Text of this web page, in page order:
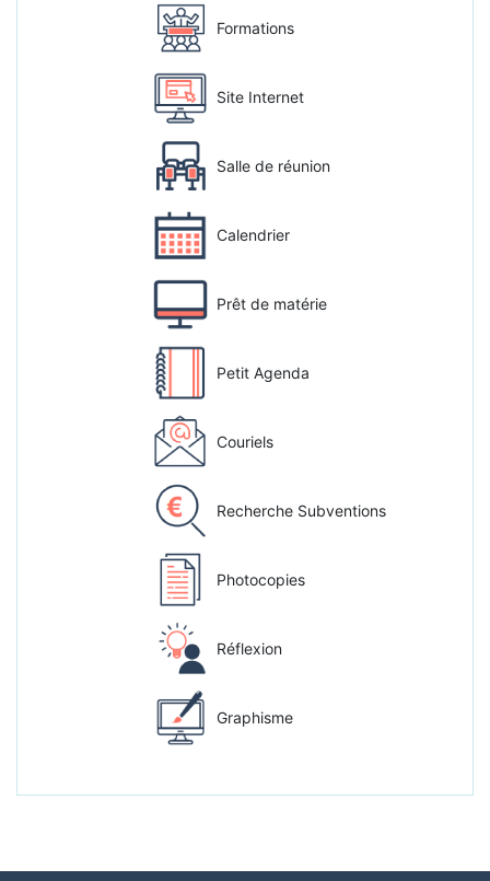
Formations
Site Internet
Salle de réunion
Calendrier
Prêt de matérie
Petit Agenda
Couriels
Recherche Subventions
Photocopies
Réflexion
Graphisme